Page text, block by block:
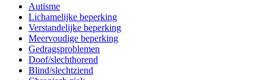
Autisme
Lichamelijke beperking
Verstandelijke beperking
Meervoudige beperking
Gedragsproblemen
Doof/slechthorend
Blind/slechtziend